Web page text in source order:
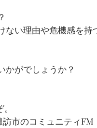
ない理由や危機感を持
かがでしょうか？
訪市のコミュニティFM